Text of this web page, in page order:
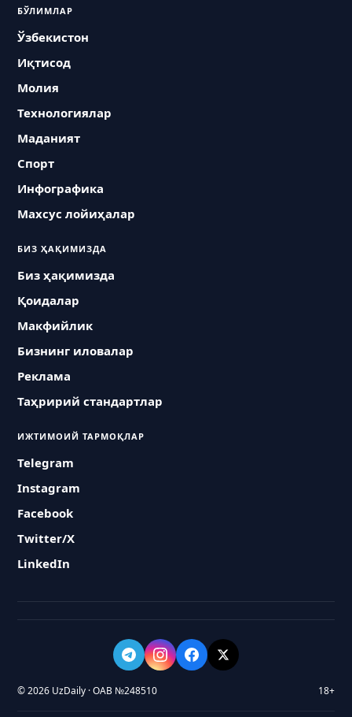
БЎЛИМЛАР
Ўзбекистон
Иқтисод
Молия
Технологиялар
Маданият
Спорт
Инфографика
Махсус лойиҳалар
БИЗ ҲАҚИМИЗДА
Биз ҳақимизда
Қоидалар
Макфийлик
Бизнинг иловалар
Реклама
Таҳририй стандартлар
ИЖТИМОИЙ ТАРМОҚЛАР
Telegram
Instagram
Facebook
Twitter/X
LinkedIn
© 2026 UzDaily · ОАВ №248510 18+